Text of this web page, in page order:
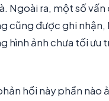
Ngoài ra, một số vấn
cũng được ghi
hình ảnh chưa tối ưu
hồi này phần nào